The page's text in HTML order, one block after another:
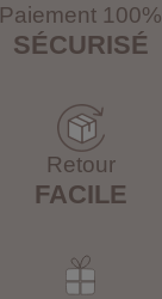
Paiement 100%
SÉCURISÉ
Retour
FACILE